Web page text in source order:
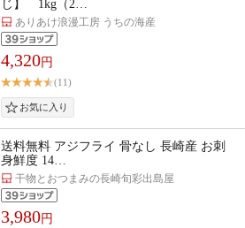
じ】 1kg（2…
ありあけ浪漫工房 うちの海産
4,320円
(11)
送料無料 アジフライ 骨なし 長崎産 お刺
身鮮度 14…
干物とおつまみの長崎旬彩出島屋
3,980円